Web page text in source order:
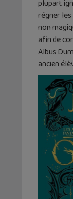
plupart
régner
non
afin de
Albus
ancien